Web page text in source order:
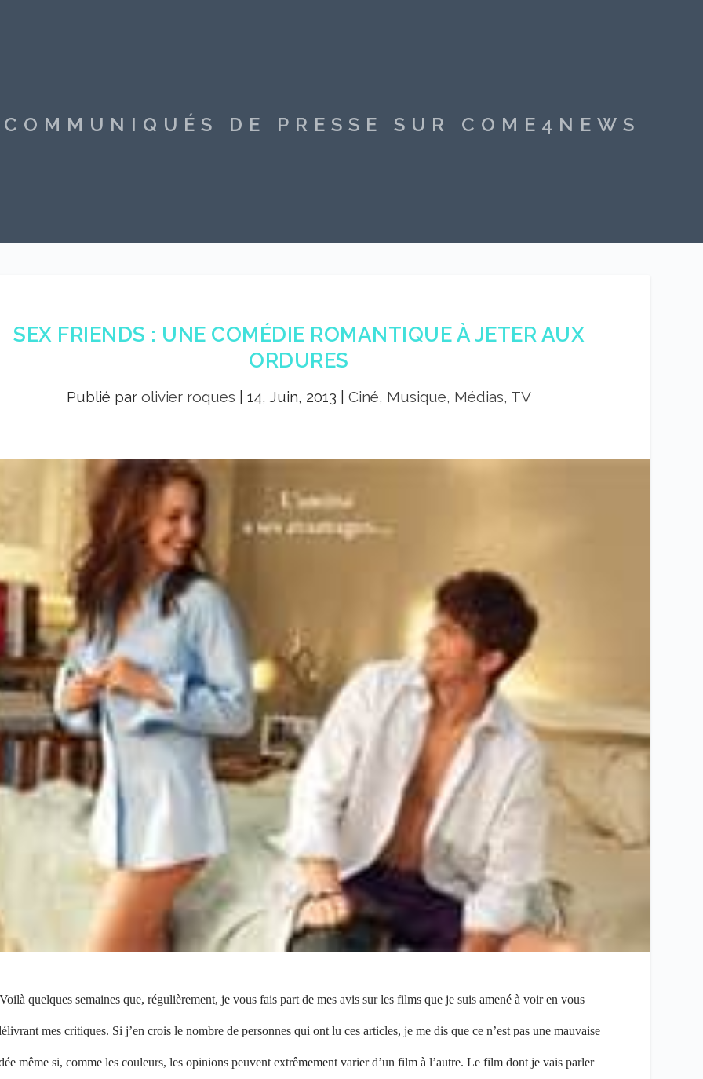
DE PRESSE SUR COME4NEWS
SEX FRIENDS : UNE COMÉDIE ROMANTIQUE À JETER AUX
ORDURES
Publié parolivier roques |14, Juin, 2013 |Ciné, Musique, Médias, TV
Voilà quelques semaines que, régulièrement, je vous fais part de mes avis sur les films que je suis amené à voir en vous
mes critiques. Si j’en crois le nombre de personnes qui ont lu ces articles, je me dis que ce n’est pas une mauvaise
même si, comme les couleurs, les opinions peuvent extrêmement varier d’un film à l’autre. Le film dont je vais parler